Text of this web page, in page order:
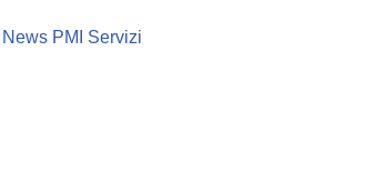
News PMI Servizi